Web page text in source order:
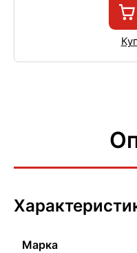
Марка